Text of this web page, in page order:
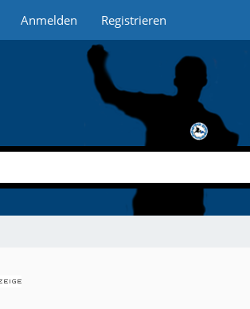
Anmelden Registrieren